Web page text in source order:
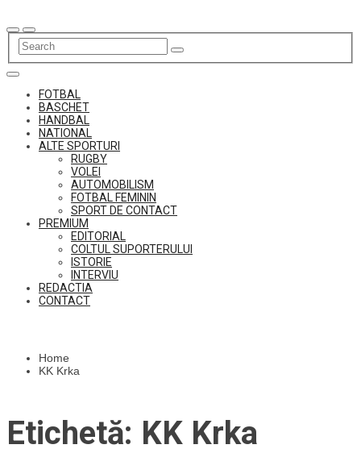
to
content
FOTBAL
BASCHET
HANDBAL
NATIONAL
ALTE SPORTURI
RUGBY
VOLEI
AUTOMOBILISM
FOTBAL FEMININ
SPORT DE CONTACT
PREMIUM
EDITORIAL
COLTUL SUPORTERULUI
ISTORIE
INTERVIU
REDACTIA
CONTACT
Home
KK Krka
Etichetă: KK Krka